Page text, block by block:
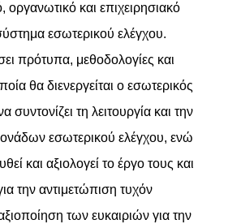
οργανωτικό και επιχειρησιακό
εσωτερικού ελέγχου.
πρότυπα, μεθοδολογίες και
θα διενεργείται ο εσωτερικός
συντονίζει τη λειτουργία και την
εσωτερικού ελέγχου, ενώ
και αξιολογεί το έργο τους και
την αντιμετώπιση τυχόν
των ευκαιριών για την